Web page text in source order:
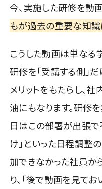
今、実施した研修を動
もが過去の重要な知識
こうした動画は単なる
研修を「受講する側」だ
メリットをもたらし、
油にもなります。研修
日はこの部署が出張で
け」といった日程調整
加できなかった社員
り、「後で動画を見て